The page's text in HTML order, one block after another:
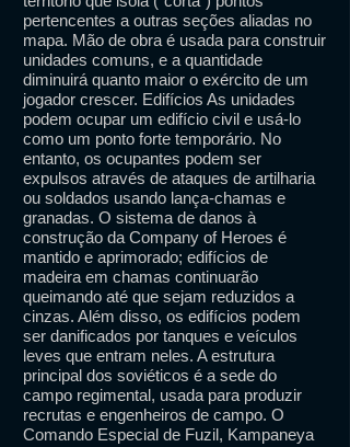
pertencentes a outras seções aliadas no
mapa. Mão de obra é usada para construir
unidades comuns, e a quantidade
diminuirá quanto maior o exército de um
jogador crescer. Edifícios As unidades
podem ocupar um edifício civil e usá-lo
como um ponto forte temporário. No
entanto, os ocupantes podem ser
expulsos através de ataques de artilharia
ou soldados usando lança-chamas e
granadas. O sistema de danos à
construção da Company of Heroes é
mantido e aprimorado; edifícios de
madeira em chamas continuarão
queimando até que sejam reduzidos a
cinzas. Além disso, os edifícios podem
ser danificados por tanques e veículos
leves que entram neles. A estrutura
principal dos soviéticos é a sede do
campo regimental, usada para produzir
recrutas e engenheiros de campo. O
Comando Especial de Fuzil, Kampaneya